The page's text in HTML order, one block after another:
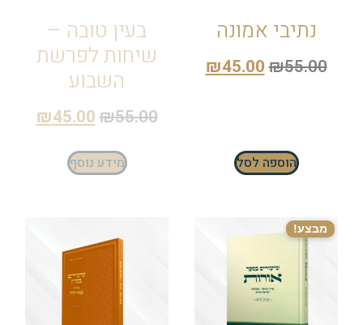
נתיבי אמונה
₪55.00
₪45.00
הוספה לסל
בעין טובה –
שיחות לפרשת
השבוע
₪55.00
₪45.00
מידע נוסף
מבצע!